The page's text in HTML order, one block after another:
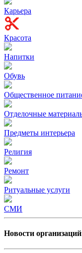
Карьера
Красота
Напитки
Обувь
Общественное
Отделочные
Предметы интерьера
Религия
Ремонт
Ритуальные услуги
СМИ
Новости